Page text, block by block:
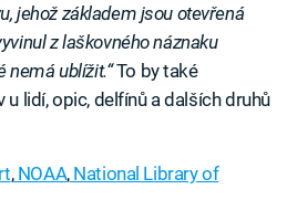
jehož základem jsou otevřená
z laškovného náznaku
nemá ublížit.“To by také
u lidí, opic, delfínů a dalších druhů
,NOAA,National Library of